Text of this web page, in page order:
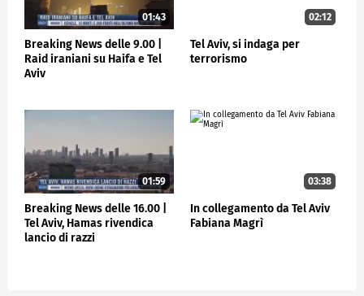
Dei 251 ostaggi catturati durante l'assalto del 7
ottobre, 47 rimangono a Gaza, compresi 25 che
secondo l'esercito israeliano sono morti.
01:43
Breaking News delle 9.00 |
Raid iraniani su Haifa e Tel
Aviv
02:12
Tel Aviv, si indaga per
terrorismo
01:59
Breaking News delle 16.00 |
Tel Aviv, Hamas rivendica
lancio di razzi
03:38
In collegamento da Tel Aviv
Fabiana Magrì